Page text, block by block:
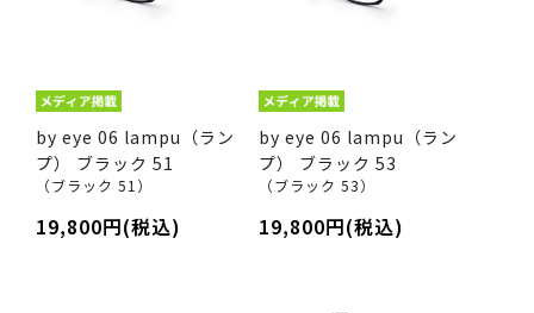
by eye 06 lampu（ラン
プ） ブラック 51
（ブラック 51）
19,800円(税込)
by eye 06 lampu（ラン
プ） ブラック 53
（ブラック 53）
19,800円(税込)